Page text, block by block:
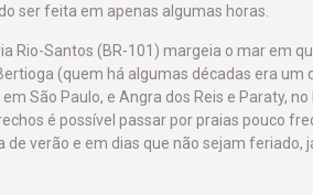
ser feita em apenas algumas horas.
Rio-Santos (BR-101) margeia o mar em
(quem há algumas décadas era um
São Paulo, e Angra dos Reis e Paraty, no
é possível passar por praias pouco
verão e em dias que não sejam feriado,